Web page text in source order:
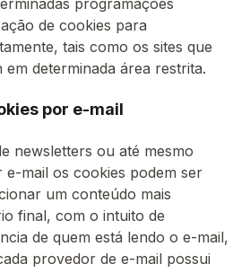
programações
de cookies para
tais como os sites que
em determinada área restrita.
por e-mail
newsletters ou até mesmo
e-mail os cookies podem ser
um conteúdo mais
final, com o intuito de
de quem está lendo o e-mail,
provedor de e-mail possui